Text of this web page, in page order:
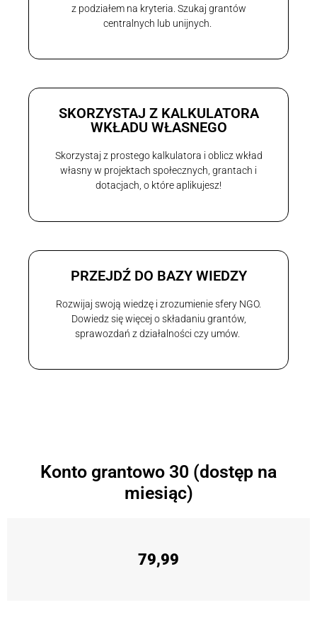
z podziałem na kryteria. Szukaj grantów
centralnych lub unijnych.
SKORZYSTAJ Z KALKULATORA
WKŁADU WŁASNEGO
Skorzystaj z prostego kalkulatora i oblicz wkład
własny w projektach społecznych, grantach i
dotacjach, o które aplikujesz!
PRZEJDŹ DO BAZY WIEDZY
Rozwijaj swoją wiedzę i zrozumienie sfery NGO.
Dowiedz się więcej o składaniu grantów,
sprawozdań z działalności czy umów.
Konto grantowo 30 (dostęp na
miesiąc)
79,99